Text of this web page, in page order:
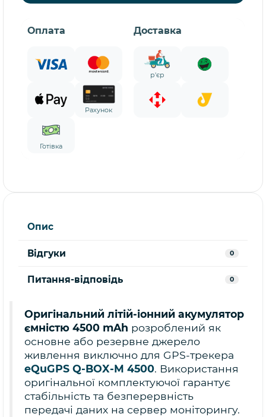
Оплата
Рахунок
Готівка
Доставка
р'єр
Опис
Відгуки 0
Питання-відповідь 0
Оригінальний літій-іонний акумулятор
ємністю 4500 mAh розроблений як
основне або резервне джерело
живлення виключно для GPS-трекера
eQuGPS Q-BOX-M 4500. Використання
оригінальної комплектуючої гарантує
стабільність та безперервність
передачі даних на сервер моніторингу.